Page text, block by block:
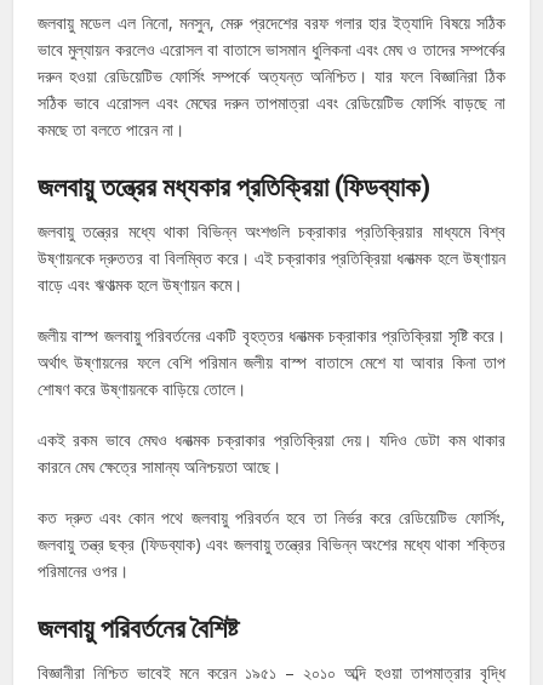
জলবায়ু মডেল এল নিনো, মনসুন, মেরু প্রদেশের বরফ গলার হার ইত্যাদি বিষয়ে সঠিক
ভাবে মুল্যায়ন করলেও এরোসল বা বাতাসে ভাসমান ধুলিকনা এবং মেঘ ও তাদের সম্পর্কের
দরুন হওয়া রেডিয়েটিভ ফোর্সিং সম্পর্কে অত্যন্ত অনিশ্চিত। যার ফলে বিজ্ঞানিরা ঠিক
সঠিক ভাবে এরোসল এবং মেঘের দরুন তাপমাত্রা এবং রেডিয়েটিভ ফোর্সিং বাড়ছে না
কমছে তা বলতে পারেন না।
জলবায়ু তন্ত্রের মধ্যকার প্রতিক্রিয়া (ফিডব্যাক)
জলবায়ু তন্ত্রের মধ্যে থাকা বিভিন্ন অংশগুলি চক্রাকার প্রতিক্রিয়ার মাধ্যমে বিশ্ব
উষ্ণায়নকে দ্রুততর বা বিলম্বিত করে। এই চক্রাকার প্রতিক্রিয়া ধনাত্মক হলে উষ্ণায়ন
বাড়ে এবং ঋণাত্মক হলে উষ্ণায়ন কমে।
জলীয় বাস্প জলবায়ু পরিবর্তনের একটি বৃহত্তর ধনাত্মক চক্রাকার প্রতিক্রিয়া সৃষ্টি করে।
অর্থাৎ উষ্ণায়নের ফলে বেশি পরিমান জলীয় বাস্প বাতাসে মেশে যা আবার কিনা তাপ
শোষণ করে উষ্ণায়নকে বাড়িয়ে তোলে।
একই রকম ভাবে মেঘও ধনাত্মক চক্রাকার প্রতিক্রিয়া দেয়। যদিও ডেটা কম থাকার
কারনে মেঘ ক্ষেত্রে সামান্য অনিশ্চয়তা আছে।
কত দ্রুত এবং কোন পথে জলবায়ু পরিবর্তন হবে তা নির্ভর করে রেডিয়েটিভ ফোর্সিং,
জলবায়ু তন্ত্র ছক্র (ফিডব্যাক) এবং জলবায়ু তন্ত্রের বিভিন্ন অংশের মধ্যে থাকা শক্তির
পরিমানের ওপর।
জলবায়ু পরিবর্তনের বৈশিষ্ট
বিজ্ঞানীরা নিশ্চিত ভাবেই মনে করেন ১৯৫১ – ২০১০ অব্দি হওয়া তাপমাত্রার বৃদ্ধি